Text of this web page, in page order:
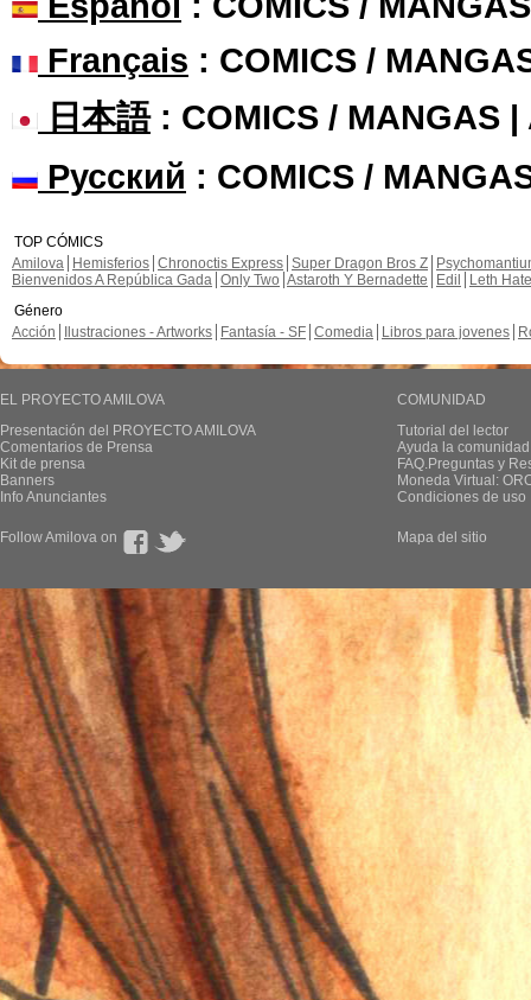
Français : COMICS /
日本語: COMICS / MANGAS |
Русский : COMICS /
TOP CÓMICS
Amilova
Hemisferios Chronoctis Express Super Dragon Bros Z
Bienvenidos A República Gada Only Two Astaroth Y Bernadette Edil
Leth Hate
Género
Acción
Ilustraciones - Artworks Fantasía - SF Comedia Libros para jovenes
EL PROYECTO AMILOVA
Presentación del PROYECTO AMILOVA
Comentarios de Prensa
Kit de prensa
Banners
Info Anunciantes
COMUNIDAD
Tutorial del lector
Ayuda la
FAQ.Preguntas y
Moneda Virtual:
Condiciones de uso
Follow Amilova on Mapa del sitio